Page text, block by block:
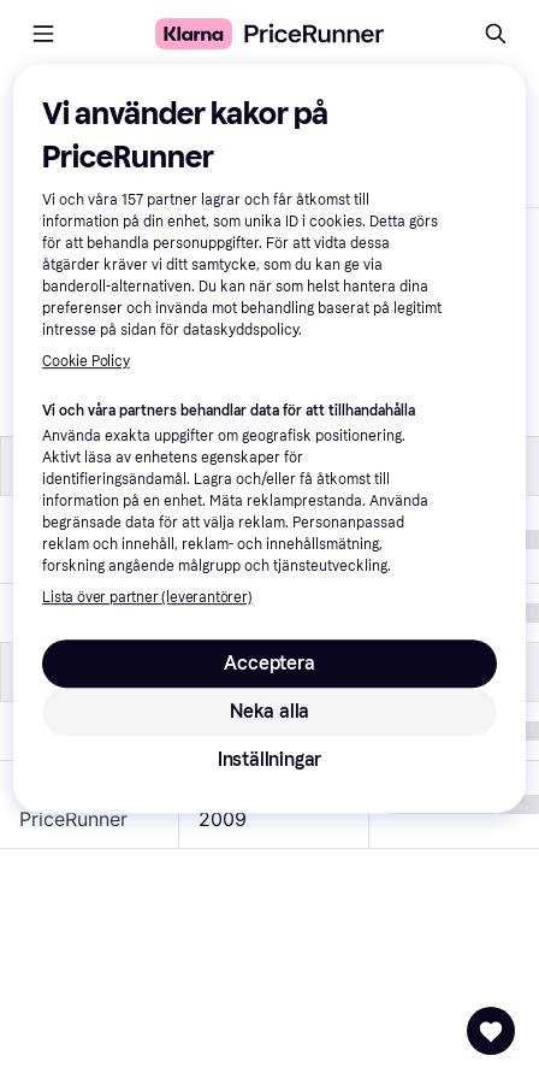
Jämför produkter
Visa endast skillnader
4,0
Specifikationer Specifikationer
PEGI
åldersmärkning
7
Genre Sport
Övrigt Övrigt
PriceRunner
2009
Vi använder kakor på
PriceRunner
Vi och våra157 partner lagrar och får åtkomst till
information på din enhet, som unika ID i cookies. Detta görs
för att behandla personuppgifter. För att vidta dessa
åtgärder kräver vi ditt samtycke, som du kan ge via
banderoll-alternativen. Du kan när som helst hantera dina
preferenser och invända mot behandling baserat på legitimt
intresse på sidan för dataskyddspolicy.
Cookie Policy
Vi och våra partners behandlar data för att tillhandahålla
Använda exakta uppgifter om geografisk positionering.
Aktivt läsa av enhetens egenskaper för
identifieringsändamål. Lagra och/eller få åtkomst till
information på en enhet. Mäta reklamprestanda. Använda
begränsade data för att välja reklam. Personanpassad
reklam och innehåll, reklam- och innehållsmätning,
forskning angående målgrupp och tjänsteutveckling.
Lista över partner (leverantörer)
Neka alla
Acceptera
Inställningar